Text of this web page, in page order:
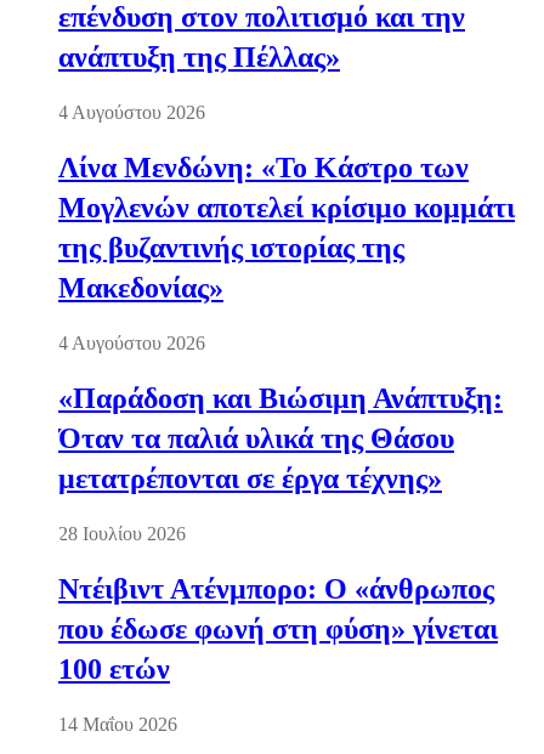
επένδυση στον πολιτισμό και την
ανάπτυξη της Πέλλας»
4 Αυγούστου 2026
Λίνα Μενδώνη: «Το Κάστρο των
Μογλενών αποτελεί κρίσιμο κομμάτι
της βυζαντινής ιστορίας της
Μακεδονίας»
4 Αυγούστου 2026
«Παράδοση και Βιώσιμη Ανάπτυξη:
Όταν τα παλιά υλικά της Θάσου
μετατρέπονται σε έργα τέχνης»
28 Ιουλίου 2026
Ντέιβιντ Ατένμπορο: Ο «άνθρωπος
που έδωσε φωνή στη φύση» γίνεται
100 ετών
14 Μαΐου 2026